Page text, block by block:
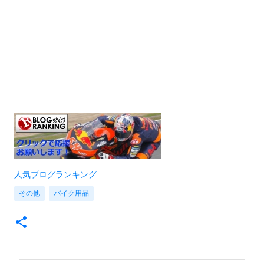
人気ブログランキング
その他 バイク用品